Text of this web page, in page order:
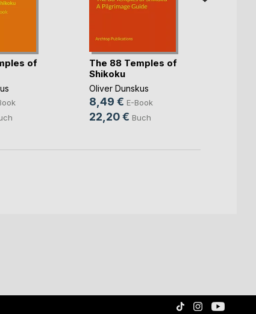
of
The 88 Temples of
Shikoku
Oliver Dunskus
8,49 € E-Book
22,20 € Buch